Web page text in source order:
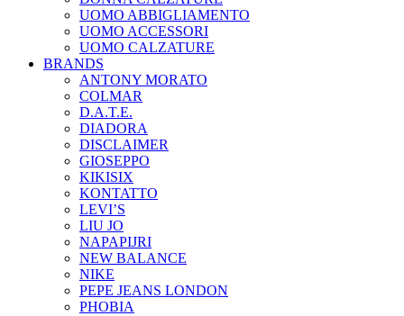
UOMO ABBIGLIAMENTO
UOMO ACCESSORI
UOMO CALZATURE
BRANDS
ANTONY MORATO
COLMAR
D.A.T.E.
DIADORA
DISCLAIMER
GIOSEPPO
KIKISIX
KONTATTO
LEVI’S
LIU JO
NAPAPIJRI
NEW BALANCE
NIKE
PEPE JEANS LONDON
PHOBIA